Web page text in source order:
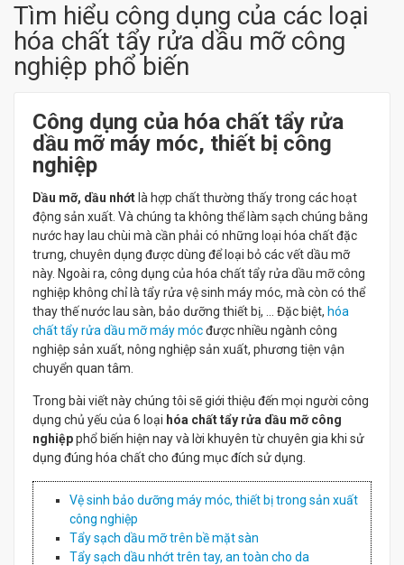
Tìm hiểu công dụng của các loại
hóa chất tẩy rửa dầu mỡ công
nghiệp phổ biến
Công dụng của hóa chất tẩy rửa
dầu mỡ máy móc, thiết bị công
nghiệp
Dầu mỡ, dầu nhớt là hợp chất thường thấy trong các hoạt
động sản xuất. Và chúng ta không thể làm sạch chúng bằng
nước hay lau chùi mà cần phải có những loại hóa chất đặc
trưng, chuyên dụng được dùng để loại bỏ các vết dầu mỡ
này. Ngoài ra, công dụng của hóa chất tẩy rửa dầu mỡ công
nghiệp không chỉ là tẩy rửa vệ sinh máy móc, mà còn có thể
thay thế nước lau sàn, bảo dưỡng thiết bị, ... Đặc biệt, hóa
chất tẩy rửa dầu mỡ máy mócđược nhiều ngành công
nghiệp sản xuất, nông nghiệp sản xuất, phương tiện vận
chuyển quan tâm.
Trong bài viết này chúng tôi sẽ giới thiệu đến mọi người công
dụng chủ yếu của 6 loại hóa chất tẩy rửa dầu mỡ công
nghiệpphổ biến hiện nay và lời khuyên từ chuyên gia khi sử
dụng đúng hóa chất cho đúng mục đích sử dụng.
Vệ sinh bảo dưỡng máy móc, thiết bị trong sản xuất
công nghiệp
Tẩy sạch dầu mỡ trên bề mặt sàn
Tẩy sạch dầu nhớt trên tay, an toàn cho da